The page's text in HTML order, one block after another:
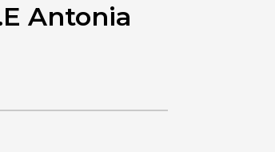
Antonia